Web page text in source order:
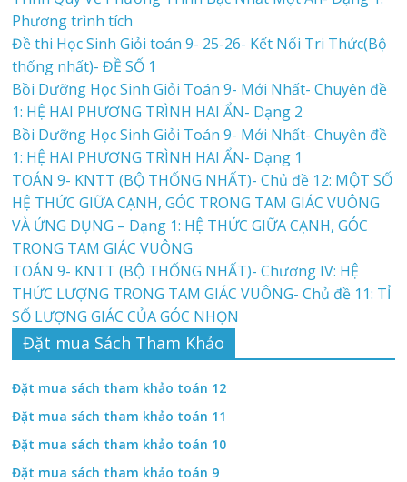
Phương trình tích
Đề thi Học Sinh Giỏi toán 9- 25-26- Kết Nối Tri Thức(Bộ
thống nhất)- ĐỀ SỐ 1
Bồi Dưỡng Học Sinh Giỏi Toán 9- Mới Nhất- Chuyên đề
1: HỆ HAI PHƯƠNG TRÌNH HAI ẨN- Dạng 2
Bồi Dưỡng Học Sinh Giỏi Toán 9- Mới Nhất- Chuyên đề
1: HỆ HAI PHƯƠNG TRÌNH HAI ẨN- Dạng 1
TOÁN 9- KNTT (BỘ THỐNG NHẤT)- Chủ đề 12: MỘT SỐ
HỆ THỨC GIỮA CẠNH, GÓC TRONG TAM GIÁC VUÔNG
VÀ ỨNG DỤNG – Dạng 1: HỆ THỨC GIỮA CẠNH, GÓC
TRONG TAM GIÁC VUÔNG
TOÁN 9- KNTT (BỘ THỐNG NHẤT)- Chương IV: HỆ
THỨC LƯỢNG TRONG TAM GIÁC VUÔNG- Chủ đề 11: TỈ
SỐ LƯỢNG GIÁC CỦA GÓC NHỌN
Đặt mua Sách Tham Khảo
Đặt mua sách tham khảo toán 12
Đặt mua sách tham khảo toán 11
Đặt mua sách tham khảo toán 10
Đặt mua sách tham khảo toán 9